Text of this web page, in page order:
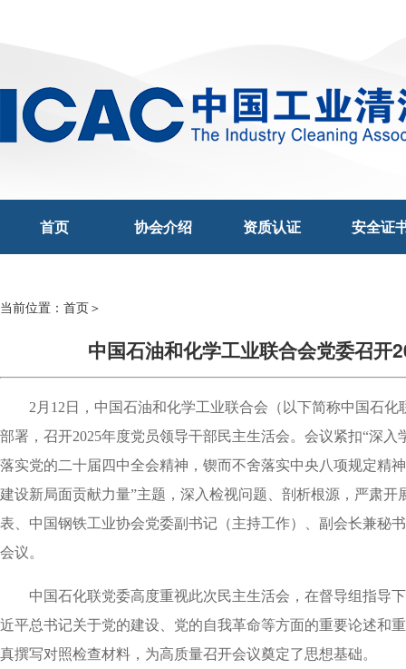
首页 协会介绍 资质认证 安全证
当前位置： 首页＞
中国石油和化学工业联合会党委召开
2月12日，中国石油和化学工业联合会（以下简称中国石
部署，召开2025年度党员领导干部民主生活会。会议紧扣“深
落实党的二十届四中全会精神，锲而不舍落实中央八项规定精
建设新局面贡献力量”主题，深入检视问题、剖析根源，严肃
表、中国钢铁工业协会党委副书记（主持工作）、副会长兼秘
会议。
中国石化联党委高度重视此次民主生活会，在督导组指导
近平总书记关于党的建设、党的自我革命等方面的重要论述和
真撰写对照检查材料，为高质量召开会议奠定了思想基础。